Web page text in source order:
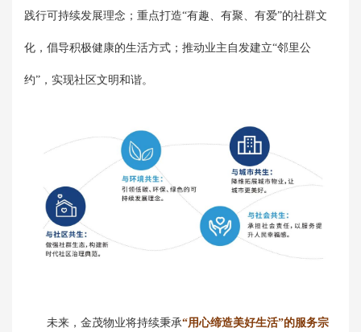
践行可持续发展理念；重点打造“有趣、有聚、有爱”的社群文
化，倡导积极健康的生活方式；推动业主自发建立“邻里公
约”，实现社区文明和谐。
未来，金茂物业将持续秉承“用心缔造美好生活”的服务宗